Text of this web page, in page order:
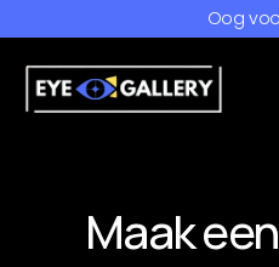
Oog
Over onsMaak een